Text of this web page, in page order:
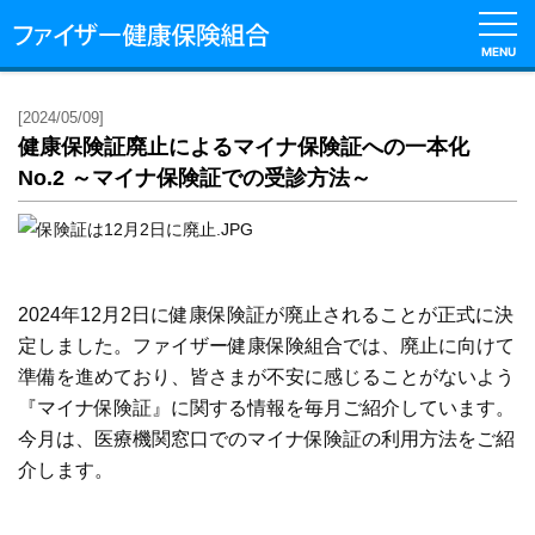
MENU
健
保
の
健
保
の
給
付
[2024/05/09]
健康保険証廃止によるマイナ保険証への一本化
No.2 ～マイナ保険証での受診方法～
2024年12月2日に健康保険証が廃止されることが正式に決
定しました。ファイザー健康保険組合では、廃止に向けて
準備を進めており、皆さまが不安に感じることがないよう
『マイナ保険証』に関する情報を毎月ご紹介しています。
今月は、医療機関窓口でのマイナ保険証の利用方法をご紹
介します。